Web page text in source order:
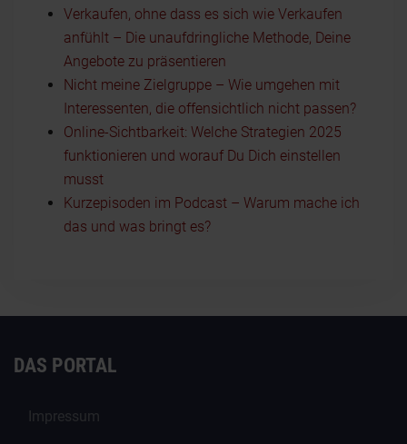
Verkaufen, ohne dass es sich wie Verkaufen
anfühlt – Die unaufdringliche Methode, Deine
Angebote zu präsentieren
Nicht meine Zielgruppe – Wie umgehen mit
Interessenten, die offensichtlich nicht passen?
Online-Sichtbarkeit: Welche Strategien 2025
funktionieren und worauf Du Dich einstellen
musst
Kurzepisoden im Podcast – Warum mache ich
das und was bringt es?
DAS PORTAL
Impressum